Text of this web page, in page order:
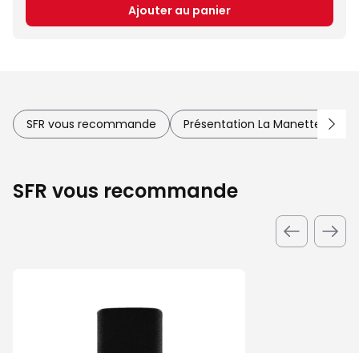
Ajouter au panier
SFR vous recommande Présentation La Manette Plus
SFR vous recommande